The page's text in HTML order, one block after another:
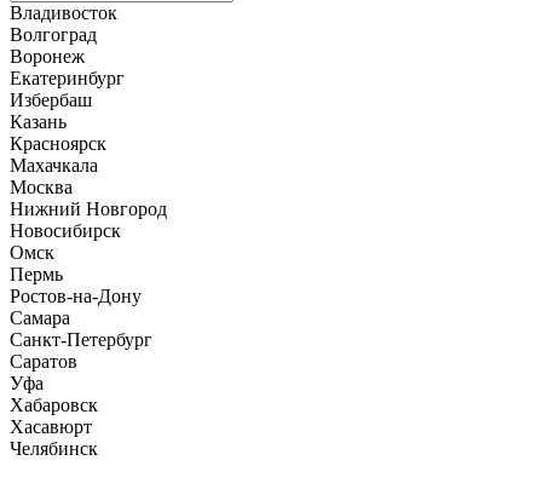
Владивосток
Волгоград
Воронеж
Екатеринбург
Избербаш
Казань
Красноярск
Махачкала
Москва
Нижний Новгород
Новосибирск
Омск
Пермь
Ростов-на-Дону
Самара
Санкт-Петербург
Саратов
Уфа
Хабаровск
Хасавюрт
Челябинск